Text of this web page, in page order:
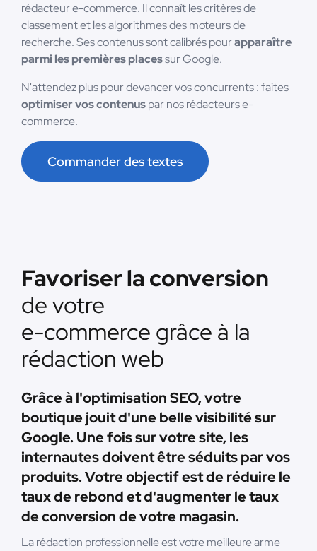
rédacteur e-commerce. Il connaît les critères de
classement et les algorithmes des moteurs de
recherche. Ses contenus sont calibrés pourapparaître
parmi les premières placessur Google.
N'attendez plus pour devancer vos concurrents : faites
optimiser vos contenuspar nos rédacteurs e-
commerce.
Commander des textes
Favoriser la conversion
de votre
e-commerce grâce à la
rédaction web
Grâce à l'optimisation SEO, votre
boutique jouit d'une belle visibilité sur
Google. Une fois sur votre site, les
internautes doivent être séduits par vos
produits. Votre objectif est de réduire le
taux de rebond et d'augmenter le taux
de conversion de votre magasin.
La rédaction professionnelle est votre meilleure arme